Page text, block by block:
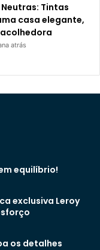
Tintas
casa elegante,
acolhedora
atrás
equilíbrio!
exclusiva Leroy
os detalhes